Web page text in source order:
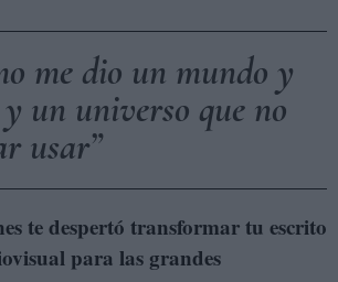
me dio un mundo y
un universo que no
usar
te despertó transformar tu escrito
para las grandes